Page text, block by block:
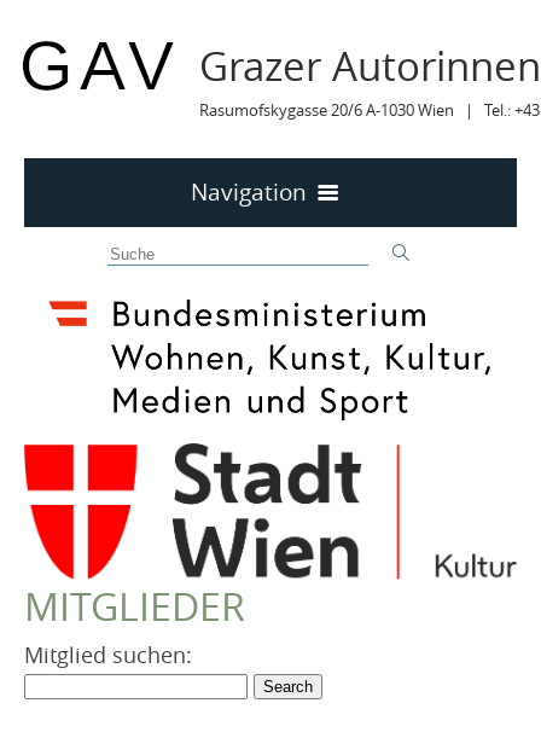
Grazer
Rasumofskygasse 20/6 A-1030 Wien | Tel.:
Navigation
MITTEILUNGEN
MITTEILUNGEN Archiv
TERMINE
TERMINE sortiert
LYRIK IM MÄRZ
MITGLIEDER
VEREIN
Robert Musil Gedenkraum
TERMINARCHIV
TEXTE
MITGLIEDER
Mitglied suchen: